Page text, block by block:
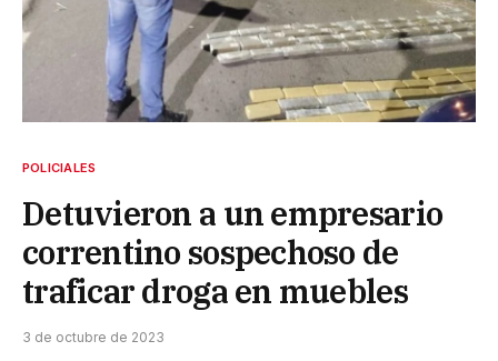
POLICIALES
Detuvieron a un empresario
correntino sospechoso de
traficar droga en muebles
3 de octubre de 2023